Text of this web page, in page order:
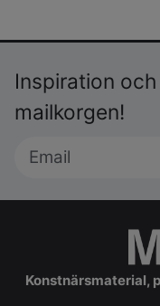
Inspiration
mailkorgen!
Konstnärsmaterial,